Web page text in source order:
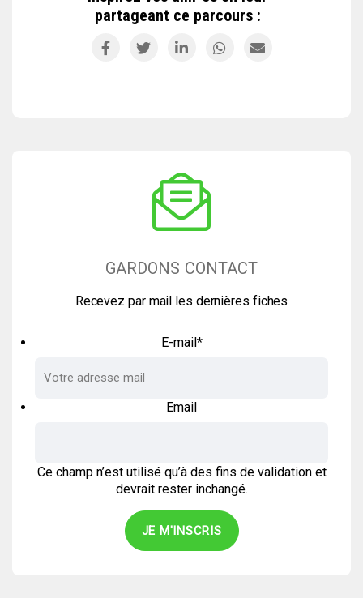
partageant ce parcours :
GARDONS CONTACT
Recevez par mail les dernières fiches
E-mail*
Email
Ce champ n’est utilisé qu’à des fins de validation et
devrait rester inchangé.